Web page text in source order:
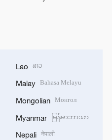
Lao ລາວ
Malay Bahasa Melayu
Mongolian Монгол
Myanmar မြန်မာဘာသာ
Nepali नेपाली